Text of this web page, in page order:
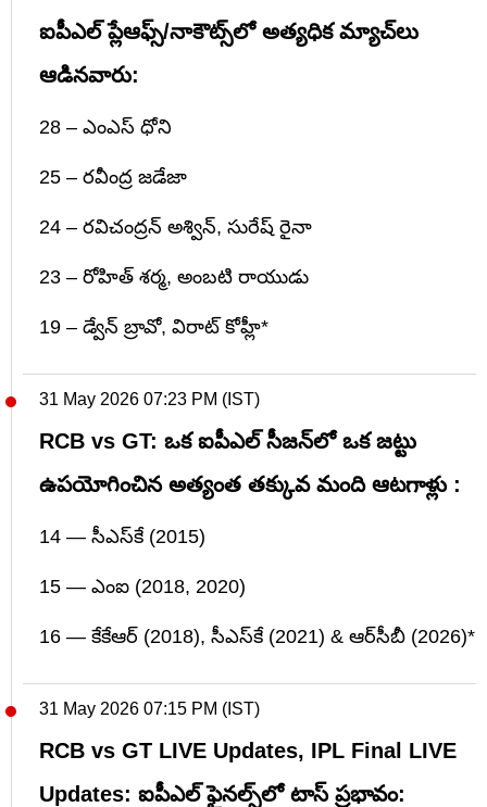
ఐపీఎల్ ప్లేఆఫ్స్/నాకౌట్స్‌లో అత్యధిక మ్యాచ్‌లు
ఆడినవారు:
28 – ఎంఎస్ ధోని
25 – రవీంద్ర జడేజా
24 – రవిచంద్రన్ అశ్విన్, సురేష్ రైనా
23 – రోహిత్ శర్మ, అంబటి రాయుడు
19 – డ్వేన్ బ్రావో, విరాట్ కోహ్లీ*
31 May 2026 07:23 PM (IST)
RCB vs GT: ఒక ఐపీఎల్ సీజన్‌లో ఒక జట్టు
ఉపయోగించిన అత్యంత తక్కువ మంది ఆటగాళ్లు :
14 — సీఎస్‌కే (2015)
15 — ఎంఐ (2018, 2020)
16 — కేకేఆర్ (2018), సీఎస్‌కే (2021) & ఆర్‌సీబీ (2026)*
31 May 2026 07:15 PM (IST)
RCB vs GT LIVE Updates, IPL Final LIVE
Updates: ఐపీఎల్ ఫైనల్స్‌లో టాస్ ప్రభావం: